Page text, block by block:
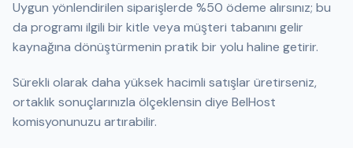
Uygun yönlendirilen siparişlerde %50 ödeme alırsınız; bu
da programı ilgili bir kitle veya müşteri tabanını gelir
kaynağına dönüştürmenin pratik bir yolu haline getirir.
Sürekli olarak daha yüksek hacimli satışlar üretirseniz,
ortaklık sonuçlarınızla ölçeklensin diye BelHost
komisyonunuzu artırabilir.